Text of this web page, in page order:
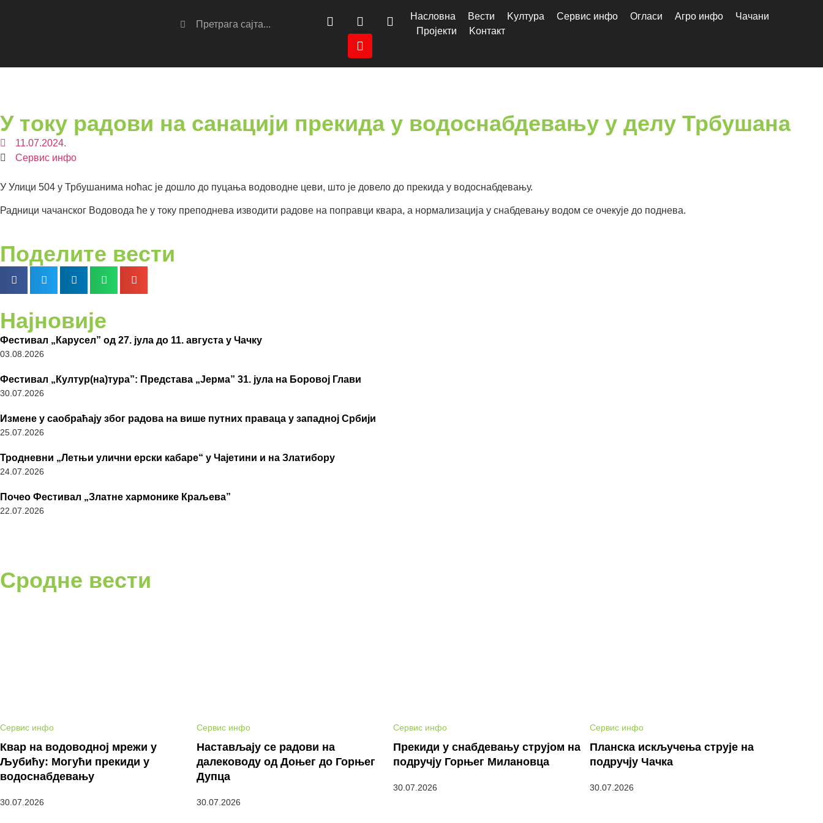
Насловна Вести Kултура Сервис инфо Огласи Агро инфо
Чачани
Пројекти
Kонтакт
У току радови на санацији прекида у водоснабдевању у делу Трбушана
11.07.2024.
Сервис инфо
У Улици 504 у Трбушанима ноћас је дошло до пуцања водоводне цеви, што је довело до прекида у водоснабдевању.
Радници чачанског Водовода ће у току преподнева изводити радове на поправци квара, а нормализација у снабдевању водом се очекује до поднева.
Поделите вести
Најновије
Фестивал „Карусел” од 27. јула до 11. августа у Чачку
03.08.2026
Фестивал „Култур(на)тура”: Представа „Јерма” 31. јула на Боровој Глави
30.07.2026
Измене у саобраћају због радова на више путних праваца у западној Србији
25.07.2026
Тродневни „Летњи улични ерски кабаре“ у Чајетини и на Златибору
24.07.2026
Почео Фестивал „Златне хармонике Краљева”
22.07.2026
Сродне вести
Сервис инфо
Квар на водоводној мрежи у
Љубићу: Могући прекиди у
водоснабдевању
30.07.2026
Сервис инфо
Настављају се радови на
далеководу од Доњег до Горњег
Дупца
30.07.2026
Сервис инфо
Прекиди у снабдевању струјом на
подручју Горњег Милановца
30.07.2026
Сервис инфо
Планска искључења струје на
подручју Чачка
30.07.2026